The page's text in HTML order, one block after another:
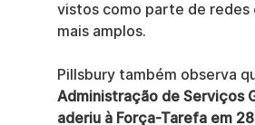
vistos como parte de redes
mais amplos.
Pillsbury também observa
Administração de Serviços
aderiu à Força-Tarefa em